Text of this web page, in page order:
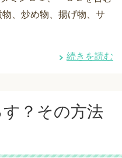
、炒め物、揚げ物、サ
続きを読む
？その方法